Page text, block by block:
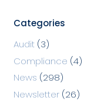
Categories
Audit (3)
Compliance (4)
News (298)
Newsletter(26)